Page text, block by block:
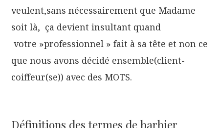
veulent,sans nécessairement que Madame
soit là, ça devient insultant quand
votre »professionnel » fait à sa tête et non ce
que nous avons décidé ensemble(client-
coiffeur(se)) avec des MOTS.
Définitions des termes de barbier